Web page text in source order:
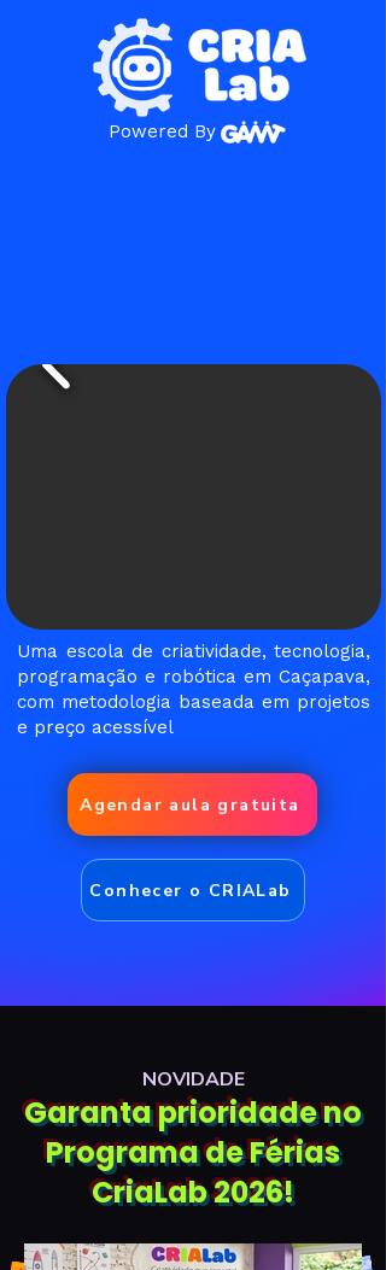
Powered By
Uma escola de criatividade, tecnologia,
programação e robótica em Caçapava,
com metodologia baseada em projetos
e preço acessível
Agendar aula gratuita
Conhecer o CRIALab
NOVIDADE
Garanta prioridade no
Programa de Férias
CriaLab 2026!